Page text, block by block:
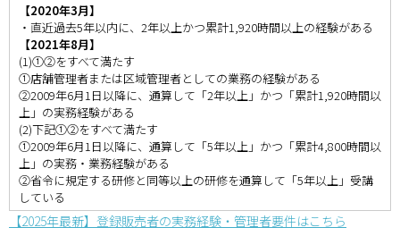
【2020年3月】
・直近過去5年以内に、2年以上かつ累計1,920時間以上の経験がある
【2021年8月】
(1)①②をすべて満たす
①店舗管理者または区域管理者としての業務の経験がある
②2009年6月1日以降に、通算して「2年以上」かつ「累計1,920時間以
上」の実務経験がある
(2)下記①②をすべて満たす
①2009年6月1日以降に、通算して「5年以上」かつ「累計4,800時間以
上」の実務・業務経験がある
②省令に規定する研修と同等以上の研修を通算して「5年以上」受講
している
【2025年最新】登録販売者の実務経験・管理者要件はこちら